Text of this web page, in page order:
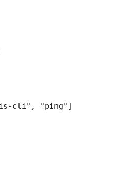
cli", "ping"]